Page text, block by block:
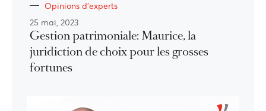
Opinions d'experts
25 mai, 2023
Gestion patrimoniale: Maurice, la
juridiction de choix pour les grosses
fortunes